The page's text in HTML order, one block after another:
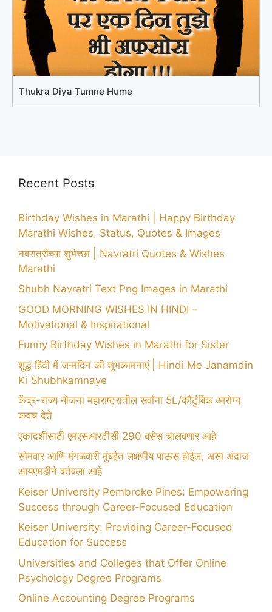
Thukra Diya Tumne Hume
Recent Posts
Birthday Wishes in Marathi | Happy Birthday
Marathi Wishes, Status, Quotes & Images
नवरात्रीच्या शुभेच्छा | Navratri Quotes & Wishes
Marathi
Shubh Navratri Text Png Images in Marathi
GOOD MORNING WISHES IN HINDI –
Motivational & Inspirational
Funny Birthday Wishes in Marathi for Sister
शुद्ध हिंदी में जन्मदिन की शुभकामनाएं | Hindi Me Janamdin
Ki Shubhkamnaye
केंद्र-राज्य योजना महाराष्ट्रातील सर्वांना 5L/कौटुंबिक आरोग्य
कवच देते
एकादशीसाठी एमएसआरटीसी 290 बसेस चालवणार आहे
सोमवार आणि मंगळवारी मुंबईत लक्षणीय पाऊस होईल, असा अंदाज
आयएमडीने वर्तवला आहे
Keiser University Pembroke Pines: Empowering
Success through Career-Focused Education
Keiser University: Providing Career-Focused
Education for Success
Universities and Colleges that Offer Online
Psychology Degree Programs
Online Accounting Degree Programs